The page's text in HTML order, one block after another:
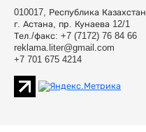
010017, Республика Казахстан
г. Астана, пр. Кунаева 12/1
Тел./факс: +7 (7172) 76 84 66
reklama.liter@gmail.com
+7 701 675 4214